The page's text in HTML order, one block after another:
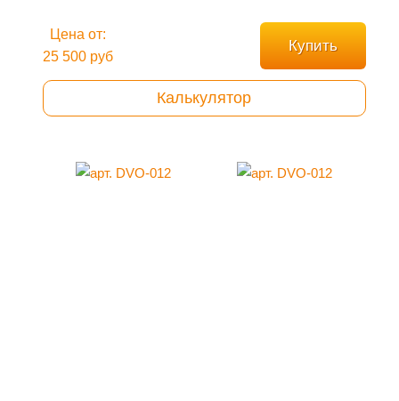
Цена от:
25 500 руб
Купить
Калькулятор